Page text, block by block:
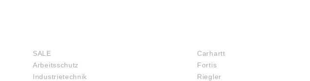
SALE
Arbeitsschutz
Industrietechnik
Carhartt
Fortis
Riegler